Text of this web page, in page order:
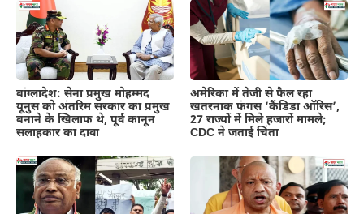
बांग्लादेश: सेना प्रमुख मोहम्मद
यूनुस को अंतरिम सरकार का प्रमुख
बनाने के खिलाफ थे, पूर्व कानून
सलाहकार का दावा
अमेरिका में तेजी से फैल रहा
खतरनाक फंगस ‘कैंडिडा ऑरिस’,
27 राज्यों में मिले हजारों मामले;
CDC ने जताई चिंता